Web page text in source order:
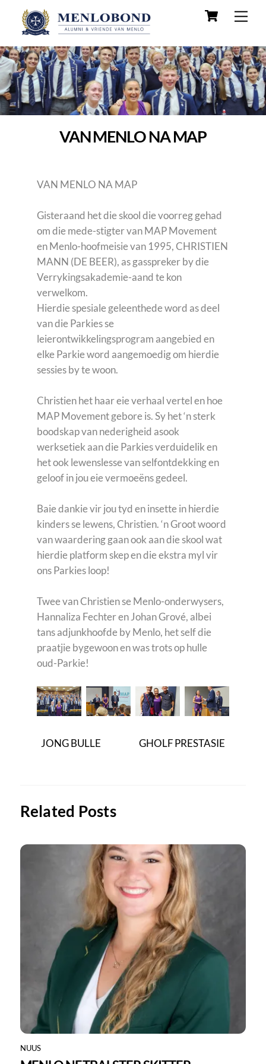
content
Cart
VAN MENLO NA MAP
VAN MENLO NA MAP
Gisteraand het die skool die voorreg gehad
om die mede-stigter van MAP Movement
en Menlo-hoofmeisie van 1995, CHRISTIEN
MANN (DE BEER), as gasspreker by die
Verrykingsakademie-aand te kon
verwelkom.
Hierdie spesiale geleenthede word as deel
van die Parkies se
leierontwikkelingsprogram aangebied en
elke Parkie word aangemoedig om hierdie
sessies by te woon.
Christien het haar eie verhaal vertel en hoe
MAP Movement gebore is. Sy het ‘n sterk
boodskap van nederigheid asook
werksetiek aan die Parkies verduidelik en
het ook lewenslesse van selfontdekking en
geloof in jou eie vermoeëns gedeel.
Baie dankie vir jou tyd en insette in hierdie
kinders se lewens, Christien. ‘n Groot woord
van waardering gaan ook aan die skool wat
hierdie platform skep en die ekstra myl vir
ons Parkies loop!
Twee van Christien se Menlo-onderwysers,
Hannaliza Fechter en Johan Grové, albei
tans adjunkhoofde by Menlo, het self die
praatjie bygewoon en was trots op hulle
oud-Parkie!
JONG BULLE GHOLF PRESTASIE
Related Posts
NUUS